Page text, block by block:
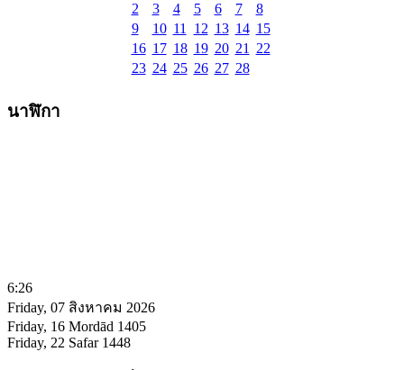
2
3 4 5 6 7
8
9
10 11 12 13 14 15
16 17 18 19 20 21
22
23 24 25 26 27 28
นาฬิกา
6:26
Friday, 07 สิงหาคม 2026
Friday, 16 Mordād 1405
Friday, 22 Safar 1448